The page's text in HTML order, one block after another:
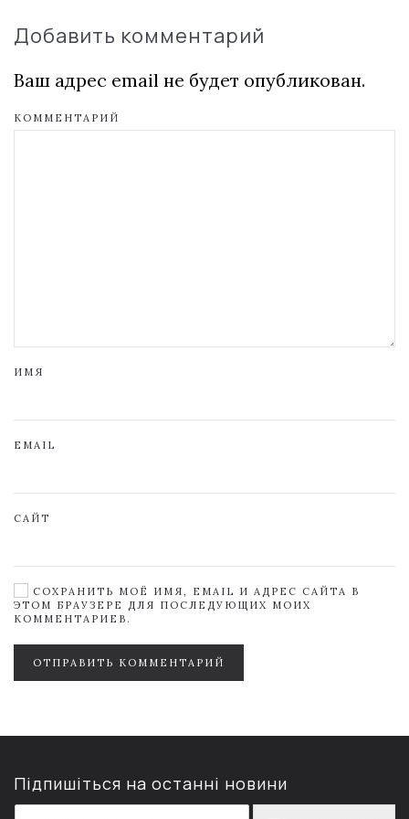
Добавить комментарий
Ваш адрес email не будет опубликован.
КОММЕНТАРИЙ
ИМЯ
EMAIL
САЙТ
СОХРАНИТЬ МОЁ ИМЯ, EMAIL И АДРЕС САЙТА В
ЭТОМ БРАУЗЕРЕ ДЛЯ ПОСЛЕДУЮЩИХ МОИХ
КОММЕНТАРИЕВ.
ОТПРАВИТЬ КОММЕНТАРИЙ
Підпишіться на останні новини